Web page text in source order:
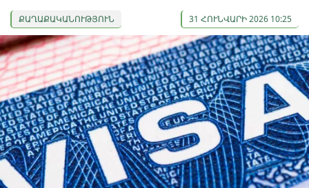
ՔԱՂԱՔԱԿԱՆՈՒԹՅՈՒՆ 31 ՀՈՒՆՎԱՐԻ 2026 10:25